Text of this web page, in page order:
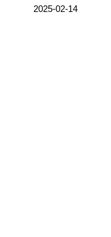
2025-02-14